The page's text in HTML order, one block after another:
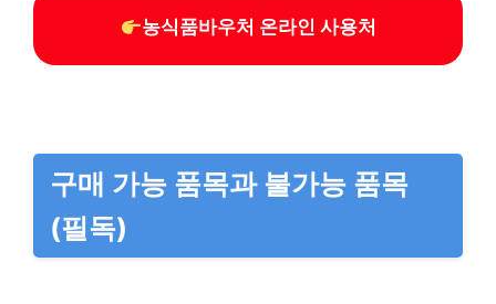
농식품바우처 온라인 사용처
구매 가능 품목과 불가능 품목
(필독)